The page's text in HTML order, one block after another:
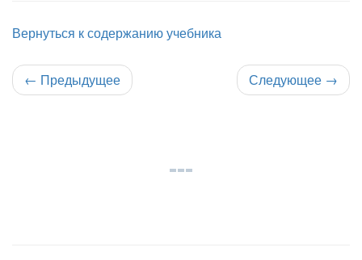
Вернуться к содержанию учебника
← Предыдущее Следующее →